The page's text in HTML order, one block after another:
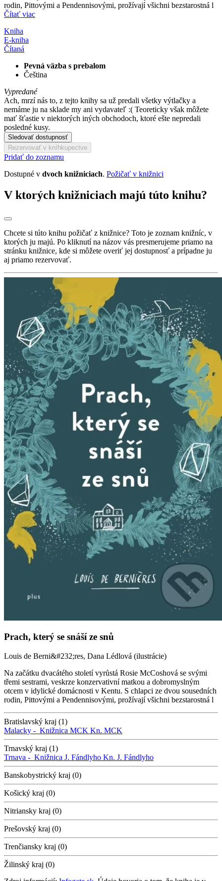
rodin, Pittovými a Pendennisovými, prožívají všichni bezstarostná l
Čítať viac
Kniha
E-kniha
Čítaná
Pevná väzba s prebalom
Čeština
Vypredané
Ach, mrzí nás to, z tejto knihy sa už predali všetky výtlačky a
nemáme ju na sklade my ani vydavateľ :( Teoreticky však môžete
mať šťastie v niektorých iných obchodoch, ktoré ešte nepredali
posledné kusy.
Sledovať dostupnosť
Rezervovať v kníhkupectve
Pridať do zoznamu
Dostupné v dvoch knižniciach. Požičať v knižnici
V ktorých knižniciach majú túto knihu?
Chcete si túto knihu požičať z knižnice? Toto je zoznam knižníc, v
ktorých ju majú. Po kliknutí na názov vás presmerujeme priamo na
stránku knižnice, kde si môžete overiť jej dostupnosť a prípadne ju
aj priamo rezervovať.
Prach, který se snáší ze snů
Louis de Berni&#232;res, Dana Lédlová (ilustrácie)
Na začátku dvacátého století vyrůstá Rosie McCoshová se svými
třemi sestrami, veskrze konzervativní matkou a dobromyslným
otcem v idylické domácnosti v Kentu. S chlapci ze dvou sousedních
rodin, Pittovými a Pendennisovými, prožívají všichni bezstarostná l
Bratislavský kraj (1)
Malacky - Knižnica MCK Kn. MCK
Trnavský kraj (1)
Trnava - Knižnica J. Fándlyho Kn. J. Fándlyho
Banskobystrický kraj (0)
Košický kraj (0)
Nitriansky kraj (0)
Prešovský kraj (0)
Trenčiansky kraj (0)
Žilinský kraj (0)